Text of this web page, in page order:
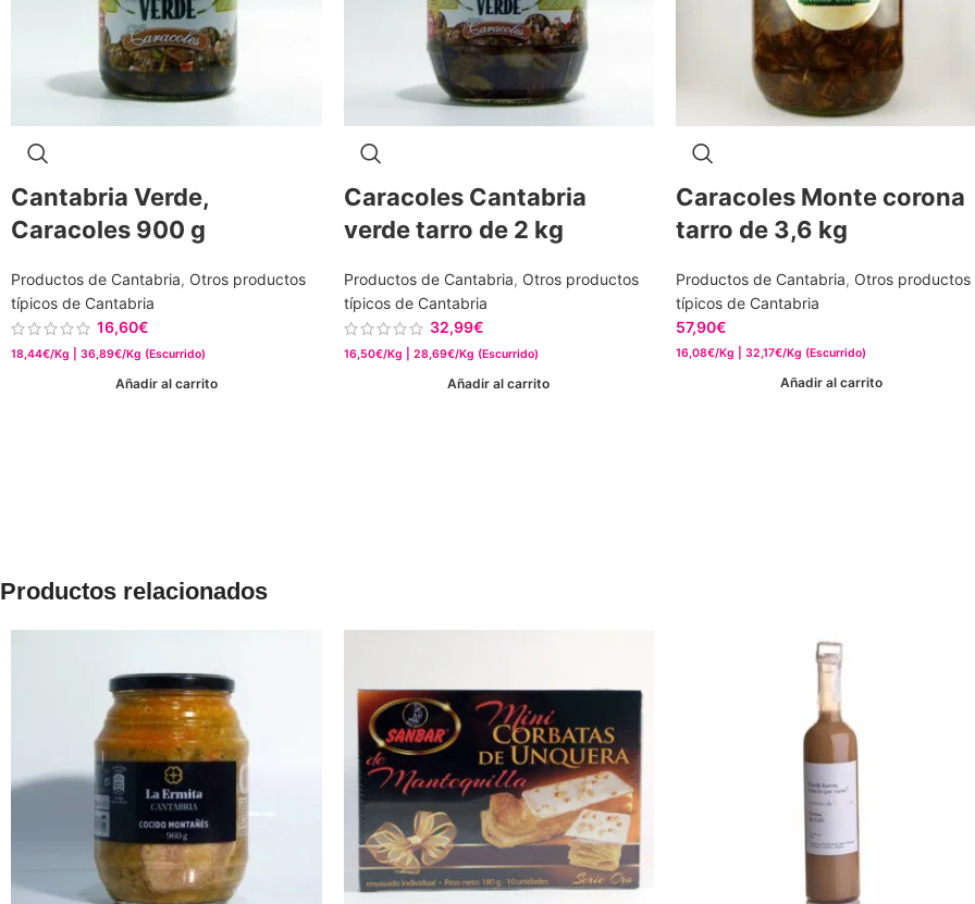
Cantabria Verde,
Caracoles 900 g
Productos de Cantabria, Otros productos
típicos de Cantabria
16,60€
18,44€/Kg | 36,89€/Kg (Escurrido)
Añadir al carrito
Caracoles Cantabria
verde tarro de 2 kg
Productos de Cantabria, Otros productos
típicos de Cantabria
32,99€
16,50€/Kg | 28,69€/Kg (Escurrido)
Añadir al carrito
Caracoles Monte corona
tarro de 3,6 kg
Productos de Cantabria, Otros productos
típicos de Cantabria
57,90€
16,08€/Kg | 32,17€/Kg (Escurrido)
Añadir al carrito
Productos relacionados